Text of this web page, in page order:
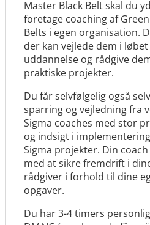
Master Black Belt skal du
foretage coaching af
Belts i egen organisation.
der kan vejlede dem i
uddannelse og rådgive
praktiske projekter.
Du får selvfølgelig også
sparring og vejledning fra
Sigma coaches med stor
og indsigt i
Sigma projekter. Din
med at sikre fremdrift i
rådgiver i forhold til dine
opgaver.
Du har 3-4 timers